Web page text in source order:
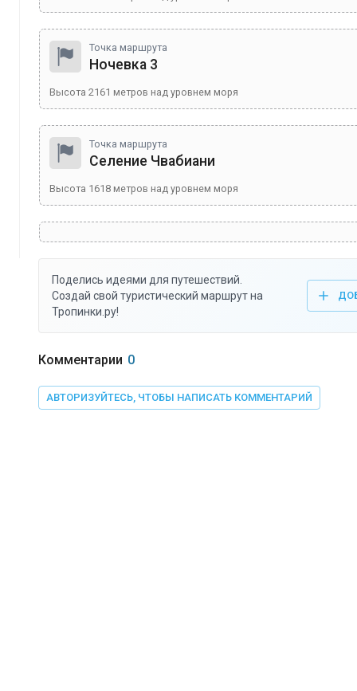
Точка маршрута
Ночевка 3
Высота 2161 метров над уровнем моря
Точка маршрута
Селение Чвабиани
Высота 1618 метров над уровнем моря
Поделись идеями для путешествий.
Создай свой туристический маршрут на
Тропинки.ру!
Комментарии 0
АВТОРИЗУЙТЕСЬ, ЧТОБЫ НАПИСАТЬ КОММЕНТАРИЙ